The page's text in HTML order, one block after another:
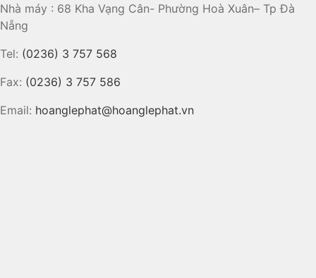
Nhà máy : 68 Kha Vạng Cân- Phường Hoà Xuân– Tp Đà
Nẵng
Tel: (0236) 3 757 568
Fax: (0236) 3 757 586
Email: hoanglephat@hoanglephat.vn